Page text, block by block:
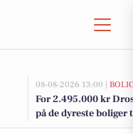
08-08-2026 13:00 |
For 2.495.000 kr
på de dyreste boliger